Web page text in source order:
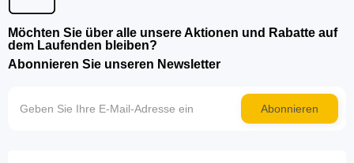
Möchten Sie über alle unsere Aktionen und Rabatte auf
dem Laufenden bleiben?
Abonnieren Sie unseren Newsletter
Abonnieren